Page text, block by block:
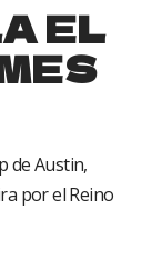
EL
de Austin,
por el Reino